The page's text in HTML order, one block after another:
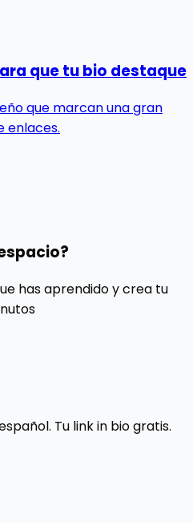
que tu bio destaque
que marcan una gran
enlaces.
has aprendido y crea tu
Tu link in bio gratis.